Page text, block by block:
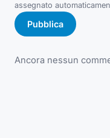
assegnato
Pubblica
Ancora nessun